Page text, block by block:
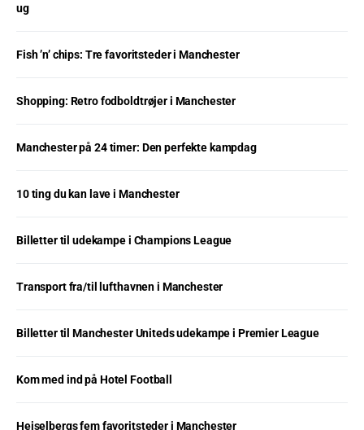
ug
Fish ’n’ chips: Tre favoritsteder i Manchester
Shopping: Retro fodboldtrøjer i Manchester
Manchester på 24 timer: Den perfekte kampdag
10 ting du kan lave i Manchester
Billetter til udekampe i Champions League
Transport fra/til lufthavnen i Manchester
Billetter til Manchester Uniteds udekampe i Premier League
Kom med ind på Hotel Football
Heiselbergs fem favoritsteder i Manchester